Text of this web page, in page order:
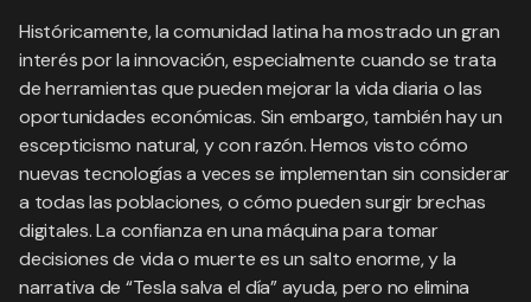
Históricamente, la comunidad latina ha mostrado un gran
interés por la innovación, especialmente cuando se trata
de herramientas que pueden mejorar la vida diaria o las
oportunidades económicas. Sin embargo, también hay un
escepticismo natural, y con razón. Hemos visto cómo
nuevas tecnologías a veces se implementan sin considerar
a todas las poblaciones, o cómo pueden surgir brechas
digitales. La confianza en una máquina para tomar
decisiones de vida o muerte es un salto enorme, y la
narrativa de “Tesla salva el día” ayuda, pero no elimina